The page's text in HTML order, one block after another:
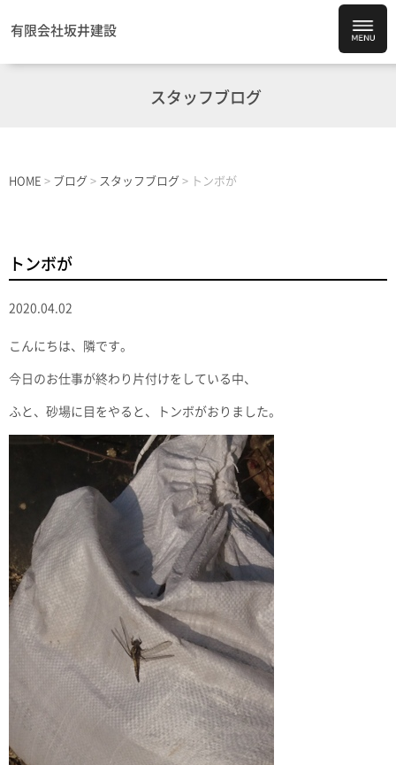
有限会社坂井建設
スタッフブログ
HOME > ブログ > スタッフブログ > トンボが
トンボが
2020.04.02
こんにちは、隣です。
今日のお仕事が終わり片付けをしている中、
ふと、砂場に目をやると、トンボがおりました。